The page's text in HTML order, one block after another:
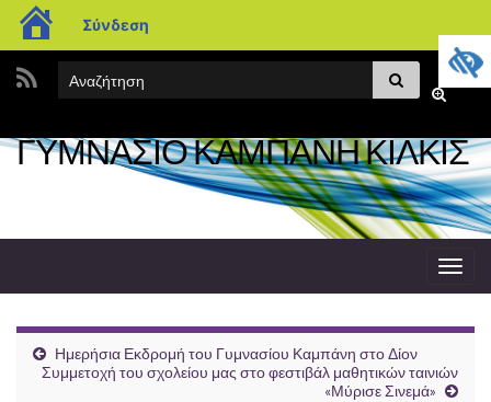
blogs.sch.gr
Σύνδεση
Search
for:
Αναζήτηση
ΓΥΜΝΑΣΙΟ ΚΑΜΠΑΝΗ ΚΙΛΚΙΣ
Ημερήσια Εκδρομή του Γυμνασίου Καμπάνη στο Δίον
Συμμετοχή του σχολείου μας στο φεστιβάλ μαθητικών ταινιών
«Μύρισε Σινεμά»